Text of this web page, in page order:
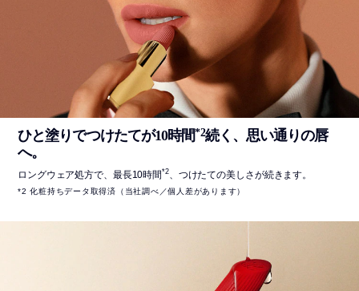
ひと塗りでつけたてが10時間*2続く、思い通りの唇
へ。
ロングウェア処方で、最長10時間*2、つけたての美しさが続きます。
*2 化粧持ちデータ取得済（当社調べ／個人差があります）